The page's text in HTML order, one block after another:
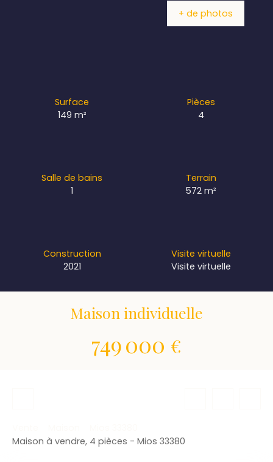
+ de photos
Surface
149 m²
Pièces
4
Salle de bains
1
Terrain
572m²
Construction
2021
Visite virtuelle
Visite virtuelle
Maison individuelle
749 000 €
Maison à vendre, 4 pièces - Mios 33380